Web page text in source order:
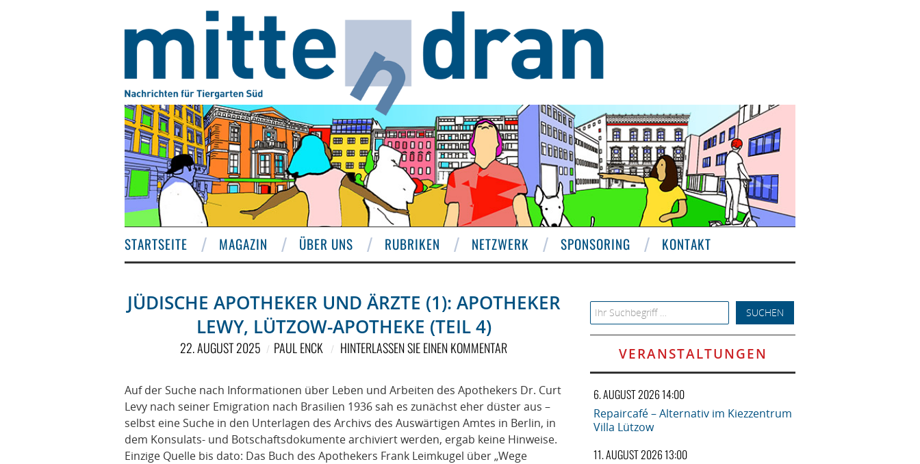
STARTSEITE MAGAZIN ÜBER UNS RUBRIKEN NETZWERK SPONSORING KONTAKT
JÜDISCHE APOTHEKER UND ÄRZTE (1): APOTHEKER
LEWY, LÜTZOW-APOTHEKE (TEIL 4)
22. AUGUST 2025 PAUL ENCK HINTERLASSEN SIE EINEN KOMMENTAR
Auf der Suche nach Informationen über Leben und Arbeiten des Apothekers Dr. Curt
Levy nach seiner Emigration nach Brasilien 1936 sah es zunächst eher düster aus –
selbst eine Suche in den Unterlagen des Archivs des Auswärtigen Amtes in Berlin, in
dem Konsulats- und Botschaftsdokumente archiviert werden, ergab keine Hinweise.
Einzige Quelle bis dato: Das Buch des Apothekers Frank Leimkugel über „Wege
Search for:
VERANSTALTUNGEN
6. AUGUST 2026 14:00
Repaircafé – Alternativ im Kiezzentrum
Villa Lützow
11. AUGUST 2026 13:00